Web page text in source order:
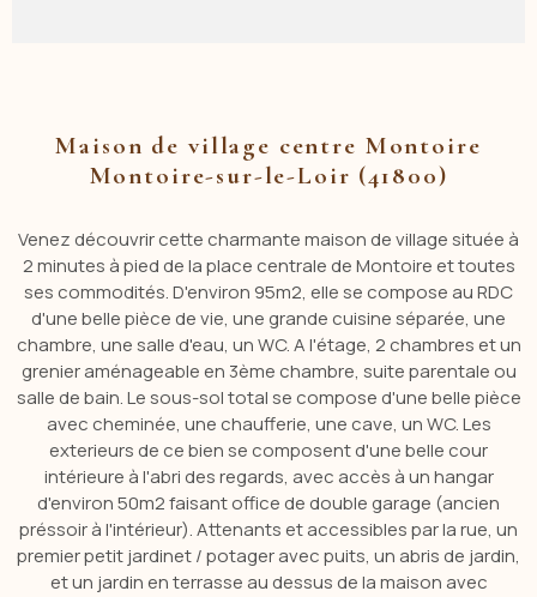
Maison de village centre Montoire
Montoire-sur-le-Loir (41800)
Venez découvrir cette charmante maison de village située à
2 minutes à pied de la place centrale de Montoire et toutes
ses commodités. D'environ 95m2, elle se compose au RDC
d'une belle pièce de vie, une grande cuisine séparée, une
chambre, une salle d'eau, un WC. A l'étage, 2 chambres et un
grenier aménageable en 3ème chambre, suite parentale ou
salle de bain. Le sous-sol total se compose d'une belle pièce
avec cheminée, une chaufferie, une cave, un WC. Les
exterieurs de ce bien se composent d'une belle cour
intérieure à l'abri des regards, avec accès à un hangar
d'environ 50m2 faisant office de double garage (ancien
préssoir à l'intérieur). Attenants et accessibles par la rue, un
premier petit jardinet / potager avec puits, un abris de jardin,
et un jardin en terrasse au dessus de la maison avec